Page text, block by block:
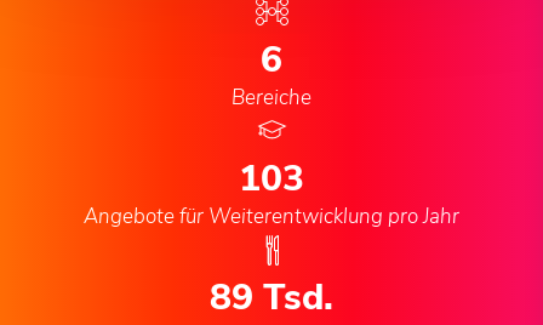
6
Bereiche
106
Angebote für Weiterentwicklung pro Jahr
91 Tsd.